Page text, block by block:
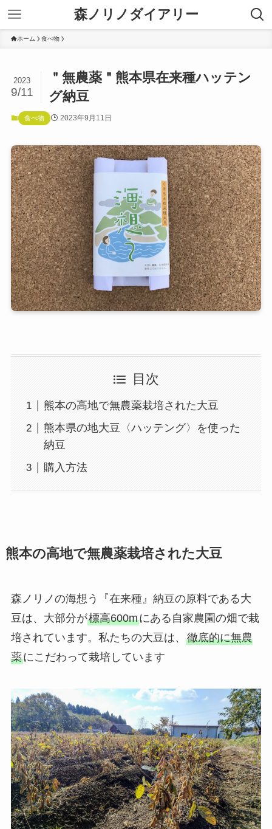
森ノリノダイアリー
ホーム 食べ物
＂無農薬＂熊本県在来種ハッテン
グ納豆
2023
9/11
食べ物 2023年9月11日
目次
熊本の高地で無農薬栽培された大豆
熊本県の地大豆〈ハッテング〉を使った
納豆
購入方法
熊本の高地で無農薬栽培された大豆
森ノリノの海想う『在来種』納豆の原料である大
豆は、大部分が標高600mにある自家農園の畑で栽
培されています。私たちの大豆は、 徹底的に無農
薬にこだわって栽培しています